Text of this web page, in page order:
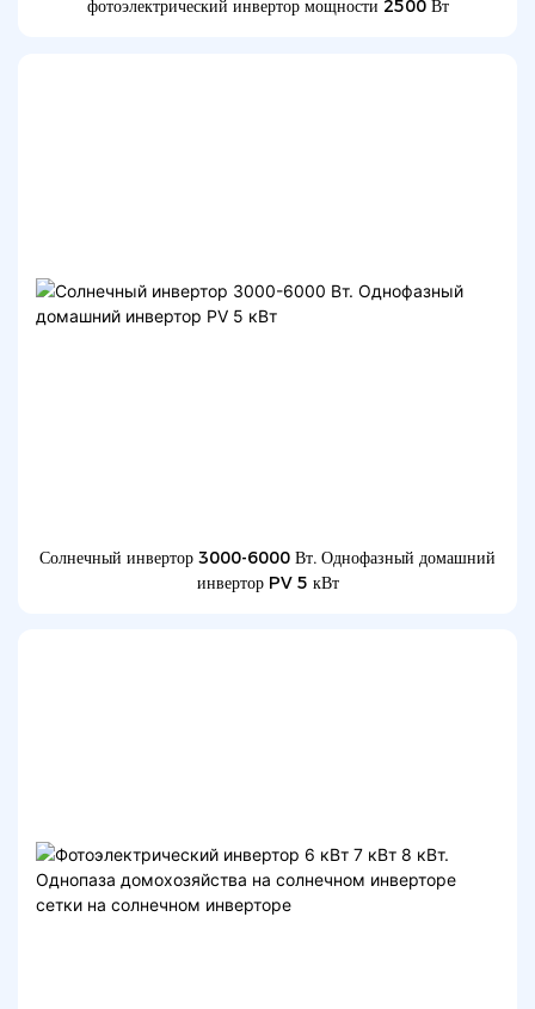
фотоэлектрический инвертор мощности 2500 Вт
Солнечный инвертор 3000-6000 Вт. Однофазный домашний
инвертор PV 5 кВт